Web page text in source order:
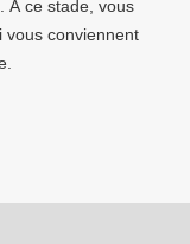
À ce stade, vous
vous conviennent